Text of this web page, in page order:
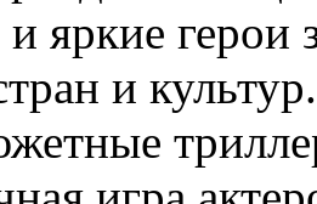
яркие герои
и культур.